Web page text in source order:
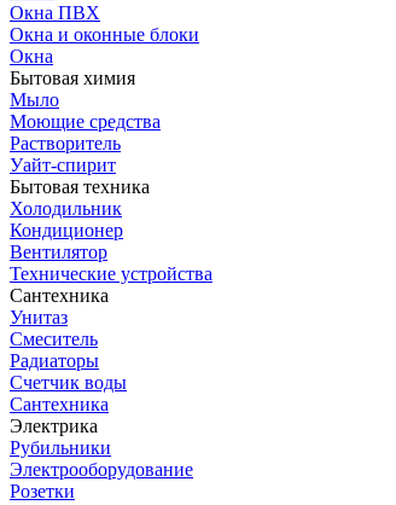
Окна ПВХ
Окна и оконные блоки
Окна
Бытовая химия
Мыло
Моющие средства
Растворитель
Уайт-спирит
Бытовая техника
Холодильник
Кондиционер
Вентилятор
Технические устройства
Сантехника
Унитаз
Смеситель
Радиаторы
Счетчик воды
Сантехника
Электрика
Рубильники
Электрооборудование
Розетки